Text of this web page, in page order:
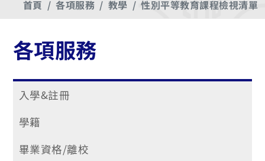
首頁 各項服務 教學 性別平等教育課程檢視清單
各項服務
入學&註冊
學籍
畢業資格/離校